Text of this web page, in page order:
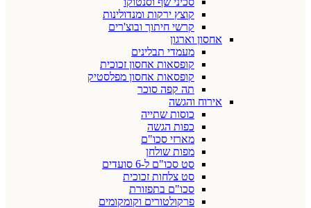
קוצץ ירקות ומנדולינות
קרשי חיתוך ובוצ'רים
אחסון וארגון
מעמדי תבלינים
קופסאות אחסון זכוכית
קופסאות אחסון מפלסטיק
תה קפה סוכר
אירוח והגשה
כוסות שתייה
כפות הגשה
מארזי סכו"ם
מפות שולחן
סט סכו"ם ל-6 סועדים
סט צלחות זכוכית
סכו"ם בתפזורת
פרקולטורים וקומקומים